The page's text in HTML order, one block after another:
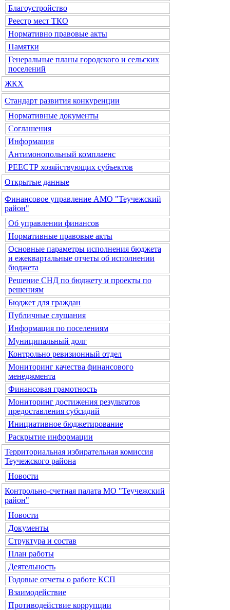
Благоустройство
Реестр мест ТКО
Нормативно правовые акты
Памятки
Генеральные планы городского и сельских
поселений
ЖКХ
Стандарт развития конкуренции
Нормативные документы
Соглашения
Информация
Антимонопольный комплаенс
РЕЕСТР хозяйствующих субъектов
Открытые данные
Финансовое управление АМО "Теучежский
район"
Об управлении финансов
Нормативные правовые акты
Основные параметры исполнения бюджета
и ежеквартальные отчеты об исполнении
бюджета
Решение СНД по бюджету и проекты по
решениям
Бюджет для граждан
Публичные слушания
Информация по поселениям
Муниципальный долг
Контрольно ревизионный отдел
Мониторинг качества финансового
менеджмента
Финансовая грамотность
Мониторинг достижения результатов
предоставления субсидий
Инициативное бюджетирование
Раскрытие информации
Территориальная избирательная комиссия
Теучежского района
Новости
Контрольно-счетная палата МО "Теучежский
район"
Новости
Документы
Структура и состав
План работы
Деятельность
Годовые отчеты о работе КСП
Взаимодействие
Противодействие коррупции